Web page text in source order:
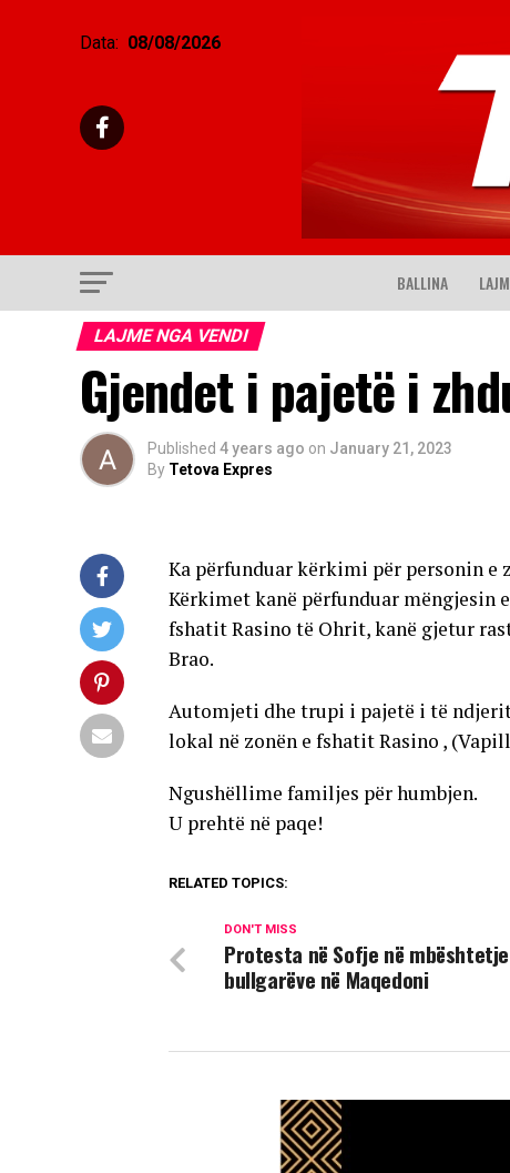
Data: 08/08/2026
BALLINA
LAJME NGA VENDI
Gjendet i pajetë i
Published 4 years ago on January 21, 2023
By Tetova Expres
Ka përfunduar kërkimi për personin e
Kërkimet kanë përfunduar mëngjesin
fshatit Rasino të Ohrit, kanë gjetur
Brao.
Automjeti dhe trupi i pajetë i të ndjerit
lokal në zonën e fshatit Rasino ,
Ngushëllime familjes për humbjen.
U prehtë në paqe!
RELATED TOPICS:
DON'T MISS
Protesta në Sofje në
bullgarëve në Maqedoni